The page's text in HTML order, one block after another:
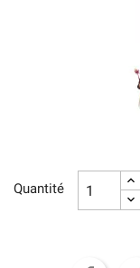
Quantité